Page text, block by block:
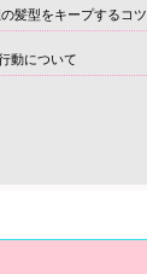
髪型をキープするコツ
動について